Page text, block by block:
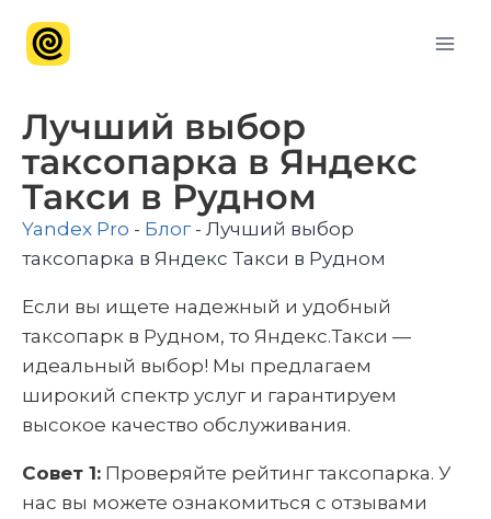
Лучший выбор
таксопарка в Яндекс
Такси в Рудном
Yandex Pro - Блог- Лучший выбор
таксопарка в Яндекс Такси в Рудном
Если вы ищете надежный и удобный
таксопарк в Рудном, то Яндекс.Такси —
идеальный выбор! Мы предлагаем
широкий спектр услуг и гарантируем
высокое качество обслуживания.
Совет 1: Проверяйте рейтинг таксопарка. У
нас вы можете ознакомиться с отзывами